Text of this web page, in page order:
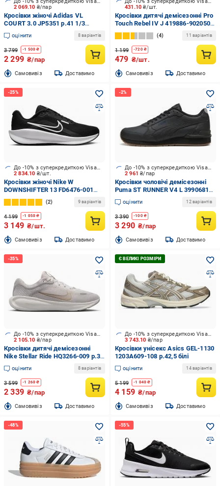
2 069.10 ₴/пар
Кросівки жіночі Adidas VL
COURT 3.0 JP5351 р.41 1/3
бежеві
оцінити 8 варіантів
3 799 -1 500 ₴
2 299 ₴/пар
Cамовивіз Доставимо
431.10₴/шт.
Кросівки дитячі демісезонні Pro
Touch Rebel IV J 419886-902050
р.34 чорні
4 11 варіантів
1 199 -720₴
479 ₴/шт.
Cамовивіз Доставимо
2 834.10 ₴/шт.
До -10% з суперкредиткою Visa Вигода
Кросівки жіночі Nike W
DOWNSHIFTER 13 FD6476-001
р.38 чорно-білі
2 9 варіантів
4 199 -1 050 ₴
3 149 ₴/шт.
Cамовивіз Доставимо
2 961₴/пар
До -10% з суперкредиткою Visa Вигода
Кросівки чоловічі демісезонні
Puma ST RUNNER V4 L 39906812
р.42,5 чорні
оцінити 12 варіантів
3 390 -100₴
3 290 ₴/пар
Cамовивіз Доставимо
2 105.10 ₴/пар
До -10% з суперкредиткою Visa Вигода
Кросівки дитячі демісезонні
Nike Stellar Ride HQ3266-009 р.39
бежеві
оцінити 8 варіантів
3 599 -1 260 ₴
2 339 ₴/пар
Cамовивіз Доставимо
3 743.10 ₴/пар
До -10% з суперкредиткою Visa Вигода
Кросівки унісекс Asics GEL-1130
1203A609-108 р.42,5 білі
оцінити 14 варіантів
5 199 -1 040 ₴
4 159 ₴/пар
Cамовивіз Доставимо